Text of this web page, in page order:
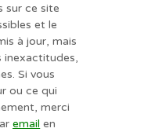
sur ce site
et le
à jour, mais
Si vous
ou ce qui
merci
email en